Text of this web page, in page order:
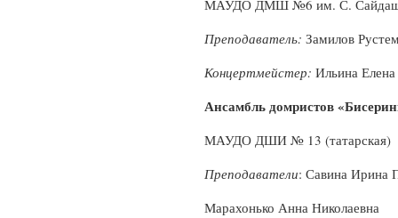
МАУДО ДМШ №6 им. С.
Преподаватель: Замилов
Концертмейстер: Ильина
Ансамбль домристов
МАУДО ДШИ № 13 (татарская)
Преподаватели: Савина Ирина
Марахонько Анна Николаевна